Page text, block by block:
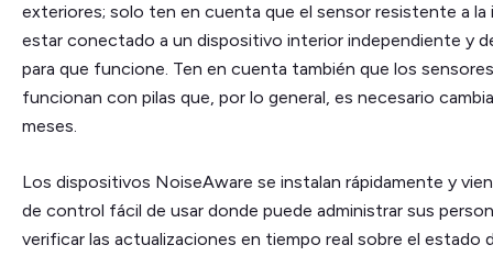
exteriores; solo ten en cuenta que el sensor resistente a la
estar conectado a un dispositivo interior independiente y
para que funcione. Ten en cuenta también que los
funcionan con pilas que, por lo general, es necesario
meses.
Los dispositivos NoiseAware se instalan rápidamente y
de control fácil de usar donde puede administrar sus
verificar las actualizaciones en tiempo real sobre el estado